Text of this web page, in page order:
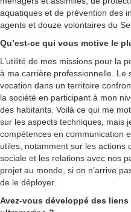
aquatiques et de prévention des
agents et douze volontaires du
Qu’est-ce qui vous motive le
L’utilité de mes missions pour la
à ma carrière professionnelle. Le
vocation dans un territoire
la société en participant à mon
des habitants. Voilà ce qui me
sur les aspects techniques, mais
compétences en communication
utiles, notamment sur les actions
sociale et les relations avec nos
projet au monde, si on n’arrive
de le déployer.
Avez-vous développé des liens